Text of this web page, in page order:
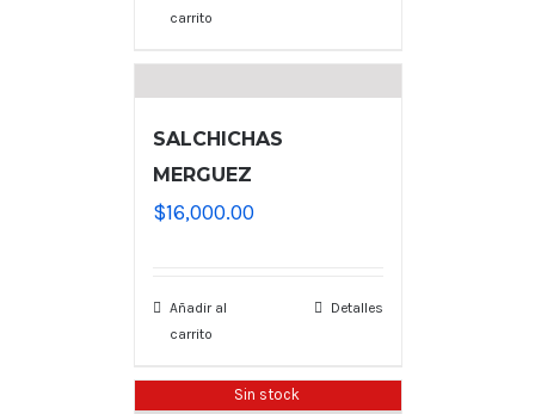
carrito
SALCHICHAS
MERGUEZ
$16,000.00
Añadir al
carrito
Detalles
Sin stock